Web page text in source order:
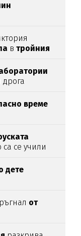
в тройния
дрога
време
са се учили
дете
от